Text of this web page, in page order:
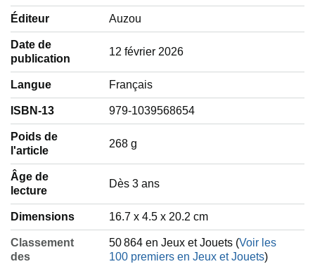
Éditeur Auzou
Date de
publication
12 février 2026
Langue ‎Français
ISBN-13 979-1039568654
Poids de
l'article
‎268 g
Âge de
lecture
‎Dès 3 ans
Dimensions 16.7 x 4.5 x 20.2 cm
Classement
des
50 864 en Jeux et Jouets (Voir les
100 premiers en Jeux et Jouets)